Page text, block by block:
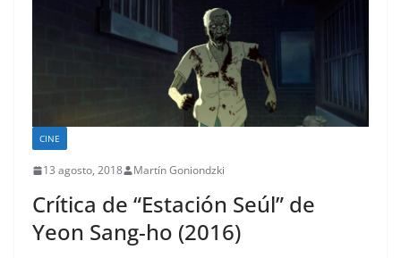
CINE
13 agosto, 2018 Martín Goniondzki
Crítica de “Estación Seúl” de
Yeon Sang-ho (2016)